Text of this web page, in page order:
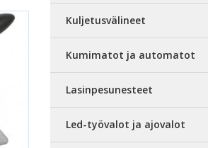
Kuljetusvälineet
Kumimatot ja automatot
Lasinpesunesteet
Led-työvalot ja ajovalot